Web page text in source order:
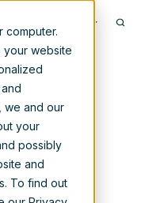
computer.
your website
we and our
your
possibly
and
To find out